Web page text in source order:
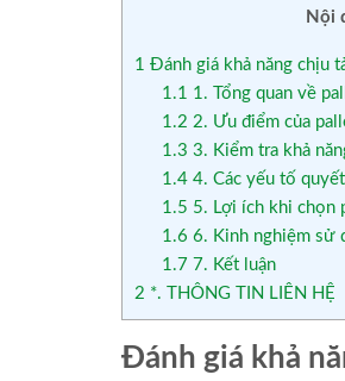
Nội
1 Đánh giá khả năng chịu
1.1 1. Tổng quan về
1.2 2. Ưu điểm của
1.3 3. Kiểm tra khả
1.44. Các yếu tố
1.5 5. Lợi ích khi chọn
1.6 6. Kinh nghiệm sử
1.77. Kết luận
2 *. THÔNG TIN LIÊN HỆ
Đánh giá khả